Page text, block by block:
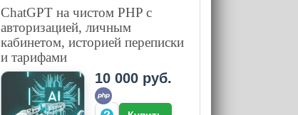
ChatGPT на чистом PHP с
авторизацией, личным
кабинетом, историей переписки
и тарифами
10 000 руб.